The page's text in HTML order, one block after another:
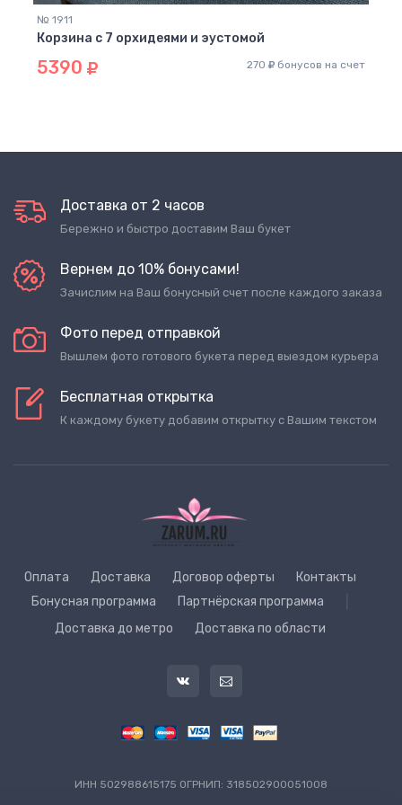
№ 1911
Корзина с 7 орхидеями и эустомой
5390 270 бонусов на счет
Доставка от 2 часов
Бережно и быстро доставим Ваш букет
Вернем до 10% бонусами!
Зачислим на Ваш бонусный счет после каждого заказа
Фото перед отправкой
Вышлем фото готового букета перед выездом курьера
Бесплатная открытка
К каждому букету добавим открытку с Вашим текстом
Оплата Доставка Договор оферты
Контакты
Бонусная программа
Партнёрская программа
Доставка до метро Доставка по области
ИНН 502988615175 ОГРНИП: 318502900051008